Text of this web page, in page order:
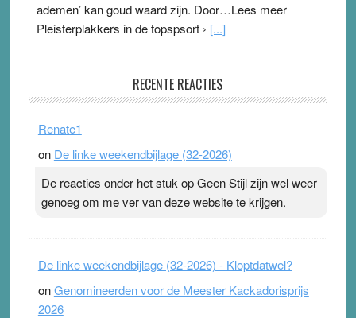
ademen’ kan goud waard zijn. Door…Lees meer
Pleisterplakkers in de topspsort › [...]
Ward van Beek
Ionica weer skeptisch …
RECENTE REACTIES
Renate1
on De linke weekendbijlage (32-2026)
De reacties onder het stuk op Geen Stijl zijn wel weer
genoeg om me ver van deze website te krijgen.
De linke weekendbijlage (32-2026) - Kloptdatwel?
onGenomineerden voor de Meester Kackadorisprijs
2026